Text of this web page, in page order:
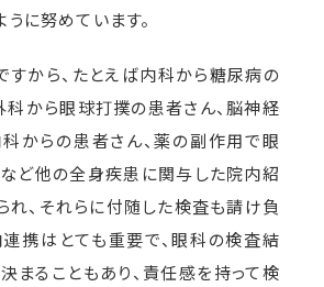
に努めています。
すから、たとえば内科から糖尿病の
科から眼球打撲の患者さん、脳神経
からの患者さん、薬の副作用で眼
ど他の全身疾患に関与した院内紹
れ、それらに付随した検査も請け負
連携はとても重要で、眼科の検査結
まることもあり、責任感を持って検